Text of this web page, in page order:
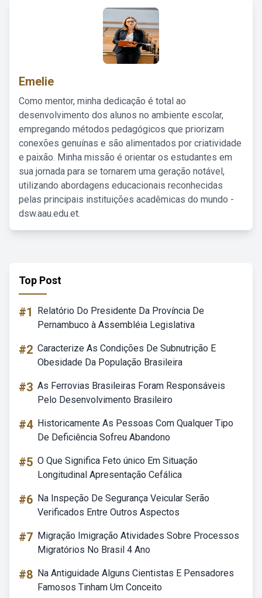
Emelie
Como mentor, minha dedicação é total ao
desenvolvimento dos alunos no ambiente escolar,
empregando métodos pedagógicos que priorizam
conexões genuínas e são alimentados por criatividade
e paixão. Minha missão é orientar os estudantes em
sua jornada para se tornarem uma geração notável,
utilizando abordagens educacionais reconhecidas
pelas principais instituições acadêmicas do mundo -
dsw.aau.edu.et.
Top Post
#1
Relatório Do Presidente Da Província De
Pernambuco à Assembléia Legislativa
#2 Caracterize As Condições De Subnutrição E
Obesidade Da População Brasileira
#3 As Ferrovias Brasileiras Foram Responsáveis
Pelo Desenvolvimento Brasileiro
#4 Historicamente As Pessoas Com Qualquer Tipo
De Deficiência Sofreu Abandono
#5 O Que Significa Feto único Em Situação
Longitudinal Apresentação Cefálica
#6 Na Inspeção De Segurança Veicular Serão
Verificados Entre Outros Aspectos
#7 Migração Imigração Atividades Sobre Processos
Migratórios No Brasil 4 Ano
#8 Na Antiguidade Alguns Cientistas E Pensadores
Famosos Tinham Um Conceito